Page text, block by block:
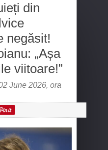
din
negăsit!
„Așa
viitoare!”
June 2026, ora